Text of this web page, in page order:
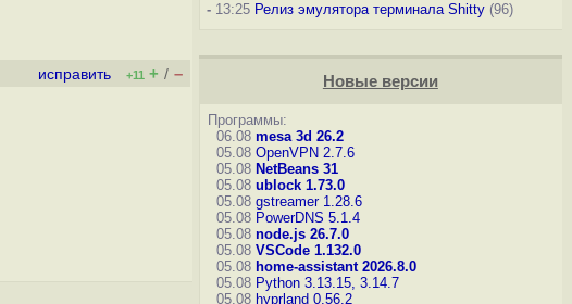
исправить +11 + / –
-13:25 Релиз эмулятора терминала Shitty(96)
Новые версии
Программы:
06.08 mesa 3d 26.2
05.08 OpenVPN 2.7.6
05.08 NetBeans 31
05.08 ublock 1.73.0
05.08 gstreamer 1.28.6
05.08 PowerDNS 5.1.4
05.08 node.js 26.7.0
05.08 VSCode 1.132.0
05.08 home-assistant 2026.8.0
05.08 Python 3.13.15, 3.14.7
05.08 hyprland 0.56.2